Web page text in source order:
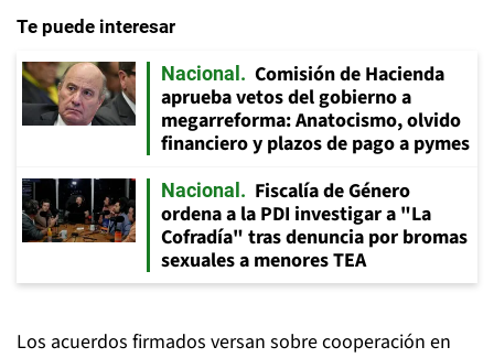
Te puede interesar
Nacional
Comisión de Hacienda
aprueba vetos del gobierno a
megarreforma: Anatocismo, olvido
financiero y plazos de pago a pymes
Nacional
Fiscalía de Género
ordena a la PDI investigar a "La
Cofradía" tras denuncia por bromas
sexuales a menores TEA
Los acuerdos firmados versan sobre cooperación en